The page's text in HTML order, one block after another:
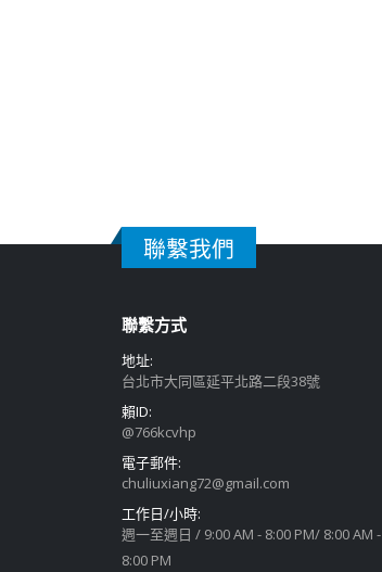
聯繫我們
聯繫方式
地址:
台北市大同區延平北路二段38號
賴ID:
@766kcvhp
電子郵件:
chuliuxiang72@gmail.com
工作日/小時:
週一至週日 / 9:00 AM - 8:00 PM/ 8:00 AM -
8:00 PM